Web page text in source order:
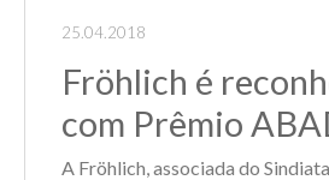
SIPAT
semana,
25.04.2018
Fröhlich é
com Prêmio
A Fröhlich, associada do